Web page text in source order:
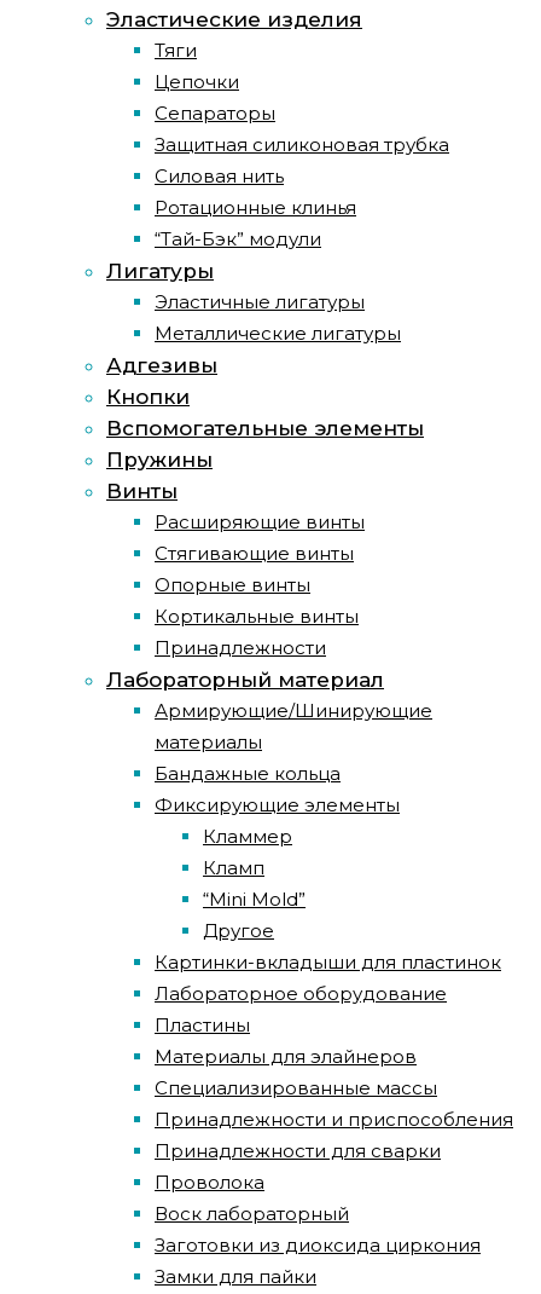
Эластические изделия
Тяги
Цепочки
Сепараторы
Защитная силиконовая трубка
Силовая нить
Ротационные клинья
“Тай-Бэк” модули
Лигатуры
Эластичные лигатуры
Металлические лигатуры
Адгезивы
Кнопки
Вспомогательные элементы
Пружины
Винты
Расширяющие винты
Стягивающие винты
Опорные винты
Кортикальные винты
Принадлежности
Лабораторный материал
Армирующие/Шинирующие
материалы
Бандажные кольца
Фиксирующие элементы
Кламмер
Кламп
“Mini Mold”
Другое
Картинки-вкладыши для пластинок
Лабораторное оборудование
Пластины
Материалы для элайнеров
Специализированные массы
Принадлежности и приспособления
Принадлежности для сварки
Проволока
Воск лабораторный
Заготовки из диоксида циркония
Замки для пайки